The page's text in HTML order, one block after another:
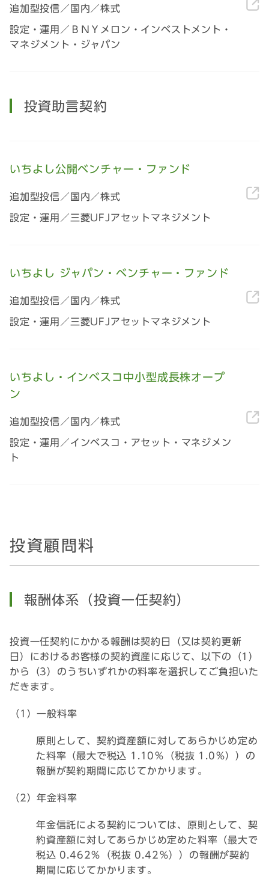
追加型投信／国内／株式
設定・運用／ＢＮＹメロン・インベストメント・
マネジメント・ジャパン
投資助言契約
いちよし公開ベンチャー・ファンド
追加型投信／国内／株式
設定・運用／三菱UFJアセットマネジメント
いちよし ジャパン・ベンチャー・ファンド
追加型投信／国内／株式
設定・運用／三菱UFJアセットマネジメント
いちよし・インベスコ中小型成長株オープ
ン
追加型投信／国内／株式
設定・運用／インベスコ・アセット・マネジメン
ト
投資顧問料
報酬体系（投資一任契約）
投資一任契約にかかる報酬は契約日（又は契約更新
日）におけるお客様の契約資産に応じて、以下の（1）
から（3）のうちいずれかの料率を選択してご負担いた
だきます。
（1）一般料率
原則として、契約資産額に対してあらかじめ定め
た料率（最大で税込 1.10％（税抜 1.0％））の
報酬が契約期間に応じてかかります。
（2）年金料率
年金信託による契約については、原則として、契
約資産額に対してあらかじめ定めた料率（最大で
税込 0.462％（税抜 0.42％））の報酬が契約
期間に応じてかかります。